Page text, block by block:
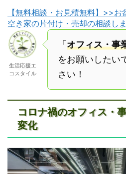
【無料相談・お見積無料】>>お
空き家の片付け・売却の相談し
生活応援エ
コスタイル
「 オフィス・事
をお願いしたい
さい！
コロナ禍のオフィス・
変化